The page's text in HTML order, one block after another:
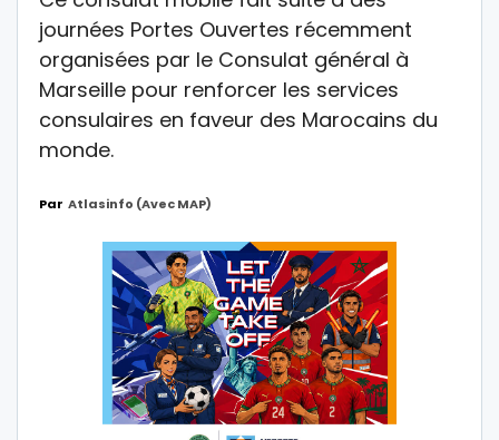
journées Portes Ouvertes récemment
organisées par le Consulat général à
Marseille pour renforcer les services
consulaires en faveur des Marocains du
monde.
Par Atlasinfo (avec MAP)